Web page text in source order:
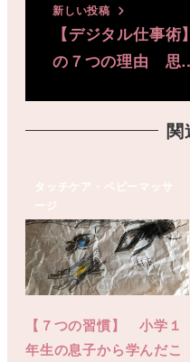
新しい投稿
【デジタル仕事
の７つの理由 思
関
タッチケア・ベビーマッサ
ージ
【７つの習慣】 小学１
年生の息子から学んだこ